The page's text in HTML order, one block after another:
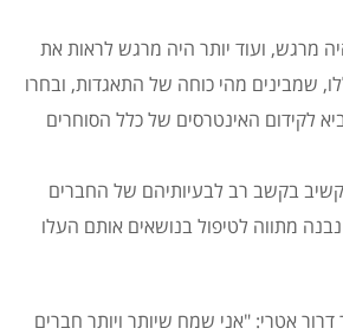
מרגש, ועוד יותר היה מרגש לראות את
שמבינים מהי כוחה של התאגדות, ובחרו
לקידום האינטרסים של כלל הסוחרים
בקשב רב לבעיותיהם של החברים
מתווה לטיפול בנושאים אותם העלו
אטרי: "אני שמח שיותר ויותר חברים